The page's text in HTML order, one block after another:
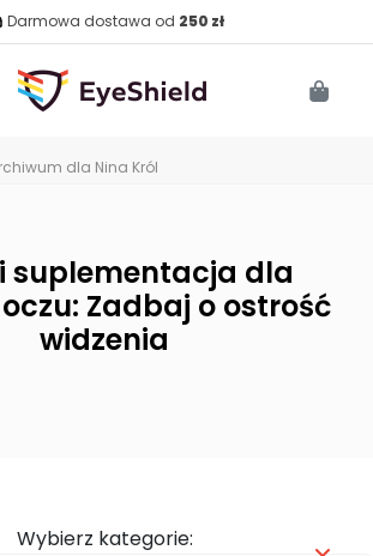
Darmowa dostawa od 250 zł
dla Nina Król
suplementacja dla
Zadbaj o ostrość
widzenia
Wybierz kategorie: